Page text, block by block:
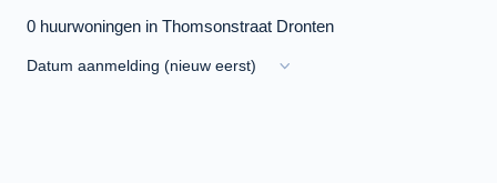
0 huurwoningen in Thomsonstraat Dronten